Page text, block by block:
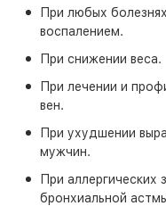
При любых
воспалением.
При снижении веса.
При лечении и
вен.
При ухудшении
мужчин.
При аллергических
бронхиальной